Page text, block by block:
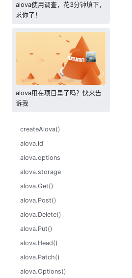
alova使用调查，花3分钟填下，
求你了！
alova用在项目里了吗？快来告
诉我
createAlova()
alova.id
alova.options
alova.storage
alova.Get()
alova.Post()
alova.Delete()
alova.Put()
alova.Head()
alova.Patch()
alova.Options()